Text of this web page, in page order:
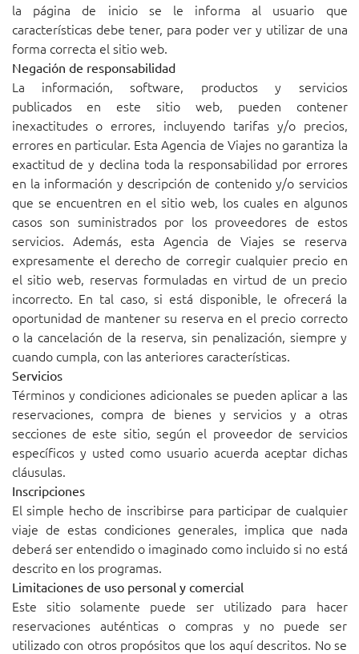
la página de inicio se le informa al usuario que
características debe tener, para poder ver y utilizar de una
forma correcta el sitio web.
Negación de responsabilidad
La información, software, productos y servicios
publicados en este sitio web, pueden contener
inexactitudes o errores, incluyendo tarifas y/o precios,
errores en particular. Esta Agencia de Viajes no garantiza la
exactitud de y declina toda la responsabilidad por errores
en la información y descripción de contenido y/o servicios
que se encuentren en el sitio web, los cuales en algunos
casos son suministrados por los proveedores de estos
servicios. Además, esta Agencia de Viajes se reserva
expresamente el derecho de corregir cualquier precio en
el sitio web, reservas formuladas en virtud de un precio
incorrecto. En tal caso, si está disponible, le ofrecerá la
oportunidad de mantener su reserva en el precio correcto
o la cancelación de la reserva, sin penalización, siempre y
cuando cumpla, con las anteriores características.
Servicios
Términos y condiciones adicionales se pueden aplicar a las
reservaciones, compra de bienes y servicios y a otras
secciones de este sitio, según el proveedor de servicios
específicos y usted como usuario acuerda aceptar dichas
cláusulas.
Inscripciones
El simple hecho de inscribirse para participar de cualquier
viaje de estas condiciones generales, implica que nada
deberá ser entendido o imaginado como incluido si no está
descrito en los programas.
Limitaciones de uso personal y comercial
Este sitio solamente puede ser utilizado para hacer
reservaciones auténticas o compras y no puede ser
utilizado con otros propósitos que los aquí descritos. No se